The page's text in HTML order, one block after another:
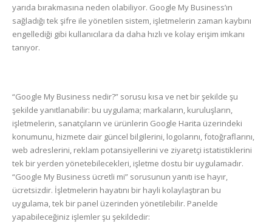
yarıda bırakmasına neden olabiliyor. Google My Business’ın
sağladığı tek şifre ile yönetilen sistem, işletmelerin zaman kaybını
engellediği gibi kullanıcılara da daha hızlı ve kolay erişim imkanı
tanıyor.
“Google My Business nedir?” sorusu kısa ve net bir şekilde şu
şekilde yanıtlanabilir: bu uygulama; markaların, kuruluşların,
işletmelerin, sanatçıların ve ürünlerin Google Harita üzerindeki
konumunu, hizmete dair güncel bilgilerini, logolarını, fotoğraflarını,
web adreslerini, reklam potansiyellerini ve ziyaretçi istatistiklerini
tek bir yerden yönetebilecekleri, işletme dostu bir uygulamadır.
“Google My Business ücretli mi” sorusunun yanıtı ise hayır,
ücretsizdir. İşletmelerin hayatını bir hayli kolaylaştıran bu
uygulama, tek bir panel üzerinden yönetilebilir. Panelde
yapabileceğiniz işlemler şu şekildedir: